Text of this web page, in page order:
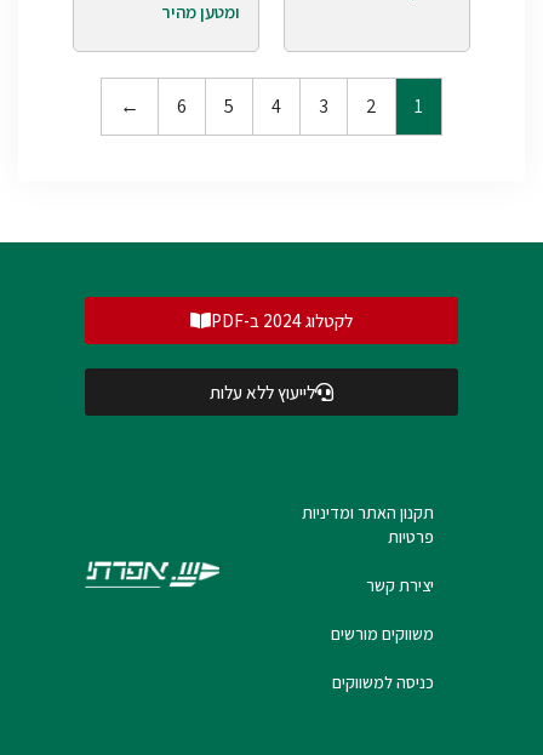
ומטען מהיר
1
2
3
4
5
6
←
לקטלוג 2024 ב-PDF
לייעוץ ללא עלות
תקנון האתר ומדיניות
פרטיות
יצירת קשר
משווקים מורשים
כניסה למשווקים